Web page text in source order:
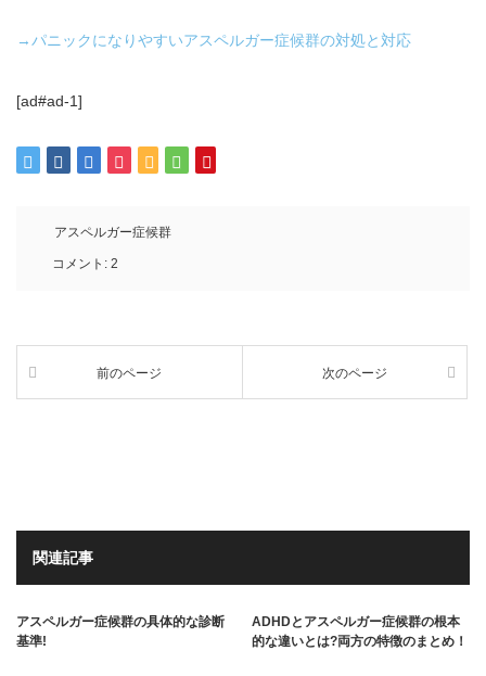
→パニックになりやすいアスペルガー症候群の対処と対応
[ad#ad-1]
アスペルガー症候群
コメント: 2
前のページ 次のページ
関連記事
アスペルガー症候群の具体的な診断
基準!
ADHDとアスペルガー症候群の根本
的な違いとは?両方の特徴のまとめ！